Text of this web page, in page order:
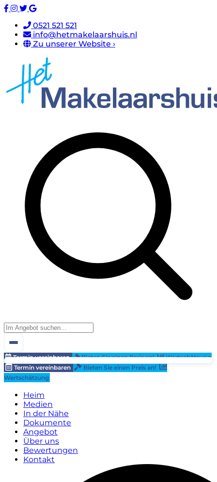
0521 521 521
info@hetmakelaarshuis.nl
Zu unserer Website ›
Termin vereinbaren Bieten Sie einen Preis an!
Wertschätzung
Termin vereinbaren
Bieten Sie einen Preis an!
Wertschätzung
Heim
Medien
In der Nähe
Dokumente
Angebot
Über uns
Bewertungen
Kontakt